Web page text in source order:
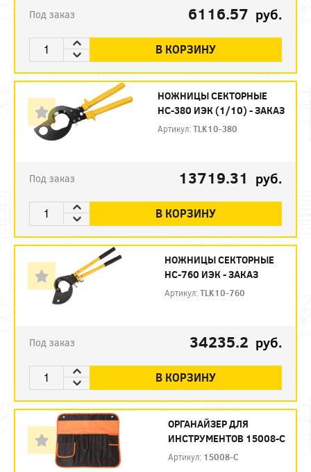
Под заказ 6116.57 руб.
В КОРЗИНУ
НОЖНИЦЫ СЕКТОРНЫЕ
НС-380 ИЭК (1/10) - ЗАКАЗ
Артикул:TLK10-380
Под заказ 13719.31 руб.
В КОРЗИНУ
НОЖНИЦЫ СЕКТОРНЫЕ
НС-760 ИЭК - ЗАКАЗ
Артикул:TLK10-760
Под заказ 34235.2 руб.
В КОРЗИНУ
ОРГАНАЙЗЕР ДЛЯ
ИНСТРУМЕНТОВ 15008-С
Артикул: 15008-С